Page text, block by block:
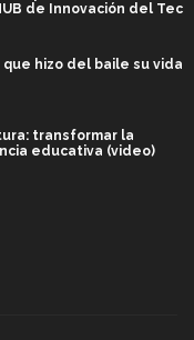
de Innovación del Tec
que hizo del baile su vida
transformar la
educativa (video)